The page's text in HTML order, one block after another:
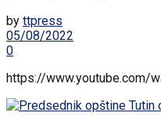
by ttpress
05/08/2022
0
https://www.youtube.com/